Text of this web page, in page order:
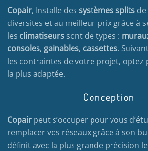
Copair, Installe des systèmes splits
diversités et au meilleur prix grâce à
les climatiseurs sont de types :
consoles, gainables, cassettes.
les contraintes de votre projet, optez
la plus adaptée.
Conception
Copair peut s’occuper pour vous
remplacer vos réseaux grâce à son
définit avec la plus grande précision